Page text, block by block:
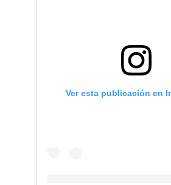
Ver esta publicación en